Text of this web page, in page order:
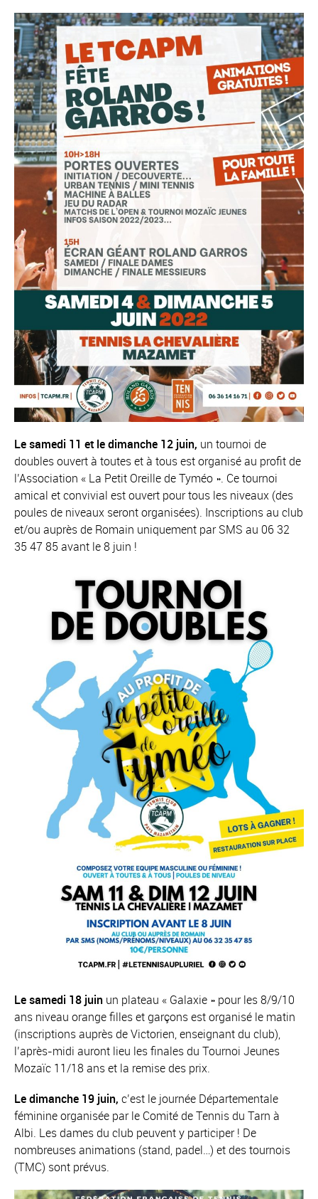
Le samedi 11 et le dimanche 12 juin, un tournoi de
doubles ouvert à toutes et à tous est organisé au profit de
l’Association « La Petit Oreille de Tyméo ». Ce tournoi
amical et convivial est ouvert pour tous les niveaux (des
poules de niveaux seront organisées). Inscriptions au club
et/ou auprès de Romain uniquement par SMS au 06 32
35 47 85 avant le 8 juin !
Le samedi 18 juin un plateau « Galaxie » pour les 8/9/10
ans niveau orange filles et garçons est organisé le matin
(inscriptions auprès de Victorien, enseignant du club),
l’après-midi auront lieu les finales du Tournoi Jeunes
Mozaïc 11/18 ans et la remise des prix.
Le dimanche 19 juin, c’est le journée Départementale
féminine organisée par le Comité de Tennis du Tarn à
Albi. Les dames du club peuvent y participer ! De
nombreuses animations (stand, padel…) et des tournois
(TMC) sont prévus.